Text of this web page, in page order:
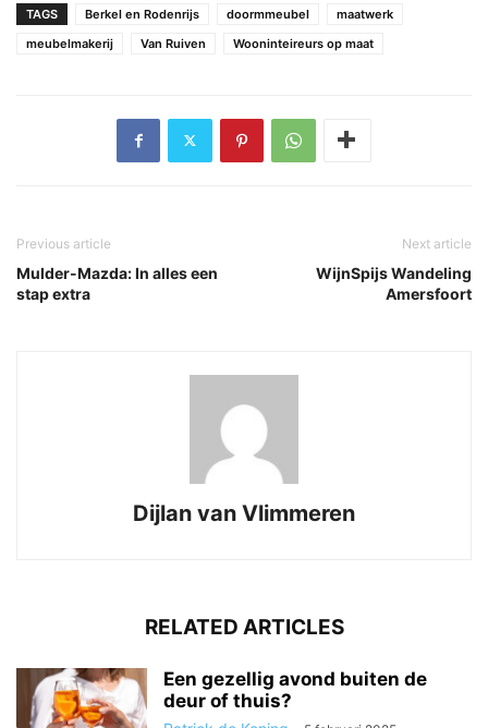
TAGS Berkel en Rodenrijs doormmeubel
maatwerk
meubelmakerij
Van Ruiven Wooninteireurs op maat
Previous article
Mulder-Mazda: In alles een
stap extra
Next article
WijnSpijs Wandeling
Amersfoort
Dijlan van Vlimmeren
RELATED ARTICLES
Een gezellig avond buiten de
deur of thuis?